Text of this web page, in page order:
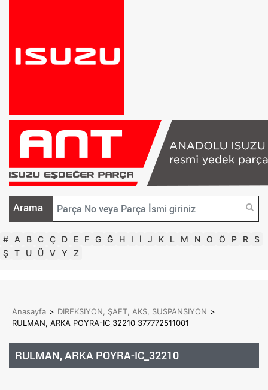
Arama
# A B C Ç D E F G Ğ H I İ J K L M N O Ö P R S
Ş T U Ü V Y Z
Anasayfa > DIREKSIYON, ŞAFT, AKS, SUSPANSIYON >
RULMAN, ARKA POYRA-IC_32210 377772511001
RULMAN, ARKA POYRA-IC_32210